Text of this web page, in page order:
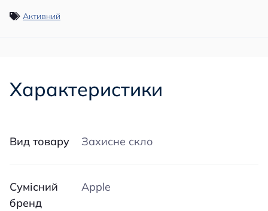
Активний
Характеристики
Вид товару Захисне скло
Сумісний
бренд
Apple